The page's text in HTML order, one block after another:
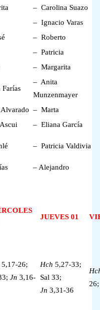
– Carolina Suazo
– Ignacio Varas
– Roberto
– Patricia
– Margarita
– Anita
Munzenmayer
– Marta
– Eliana García
– Patricia Valdivia
– Alejandro
JUEVES 01
5,17-26;
Jn 3,16-
Hch 5,27-33;
Sal 33;
Jn 3,31-36